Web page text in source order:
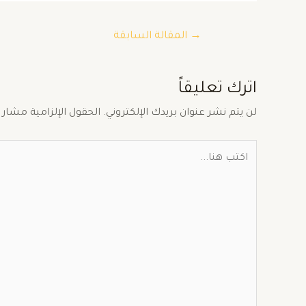
→ المقالة السابقة
اترك تعليقاً
لن يتم نشر عنوان بريدك الإلكتروني. الحقول الإلزامية مشار